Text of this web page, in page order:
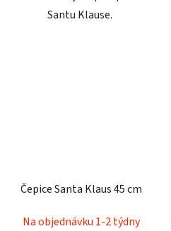
Santu Klause.
Čepice Santa Klaus 45 cm
Na objednávku 1-2 týdny